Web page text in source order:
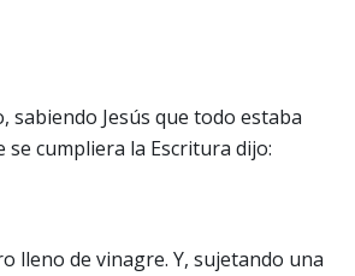
sabiendo Jesús que todo estaba
se cumpliera la Escritura dijo:
lleno de vinagre. Y, sujetando una